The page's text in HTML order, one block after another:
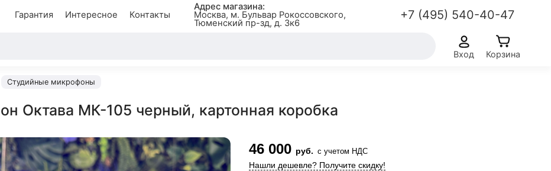
Гарантия Интересное Контакты
Адрес магазина:
Москва, м. Бульвар Рокоссовского,
Тюменский пр-зд, д. 3к6
+7 (495) 540-40-47
Вход Корзина
Студийные микрофоны
Октава МК-105 черный, картонная коробка
46 000 руб. с учетом НДС
Нашли дешевле? Получите скидку!